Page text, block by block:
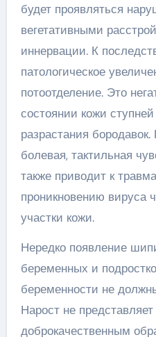
будет проявляться
вегетативными
иннервации. К
патологическое
потоотделение. Это
состоянии кожи
разрастания
болевая, тактильная
также приводит к
проникновению вируса
участки кожи.
Нередко появление
беременных и
беременности не
Нарост не
доброкачественным